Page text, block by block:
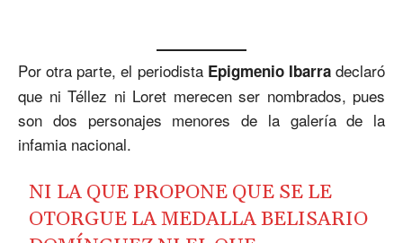
Por otra parte, el periodista Epigmenio Ibarradeclaró
que ni Téllez ni Loret merecen ser nombrados, pues
son dos personajes menores de la galería de la
infamia nacional.
NI LA QUE PROPONE QUE SE LE
OTORGUE LA MEDALLA BELISARIO